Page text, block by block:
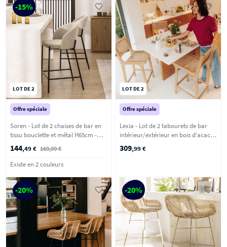
-15%
LOT DE 2
Offre spéciale
Soren - Lot de 2 chaises de bar en
tissu bouclette et métal H65cm -
Beige chiné
144,49 € 169,99 €
Existe en 2 couleurs
LOT DE 2
Offre spéciale
Lexia - Lot de 2 tabourets de bar
intérieur/extérieur en bois d'acacia
309,99 €
-20% -20%